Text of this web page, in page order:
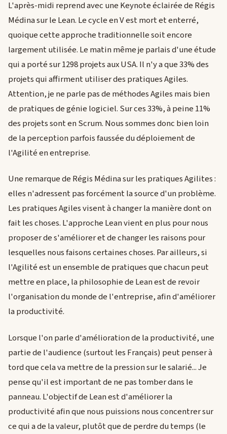
L'après-midi reprend avec une Keynote éclairée de Régis
Médina sur le Lean. Le cycle en V est mort et enterré,
quoique cette approche traditionnelle soit encore
largement utilisée. Le matin même je parlais d'une étude
qui a porté sur 1298 projets aux USA. Il n'y a que 33% des
projets qui affirment utiliser des pratiques Agiles.
Attention, je ne parle pas de méthodes Agiles mais bien
de pratiques de génie logiciel. Sur ces 33%, à peine 11%
des projets sont en Scrum. Nous sommes donc bien loin
de la perception parfois faussée du déploiement de
l'Agilité en entreprise.
Une remarque de Régis Médina sur les pratiques Agilites :
elles n'adressent pas forcément la source d'un problème.
Les pratiques Agiles visent à changer la manière dont on
fait les choses. L'approche Lean vient en plus pour nous
proposer de s'améliorer et de changer les raisons pour
lesquelles nous faisons certaines choses. Par ailleurs, si
l'Agilité est un ensemble de pratiques que chacun peut
mettre en place, la philosophie de Lean est de revoir
l'organisation du monde de l'entreprise, afin d'améliorer
la productivité.
Lorsque l'on parle d'amélioration de la productivité, une
partie de l'audience (surtout les Français) peut penser à
tord que cela va mettre de la pression sur le salarié... Je
pense qu'il est important de ne pas tomber dans le
panneau. L'objectif de Lean est d'améliorer la
productivité afin que nous puissions nous concentrer sur
ce qui a de la valeur, plutôt que de perdre du temps (le